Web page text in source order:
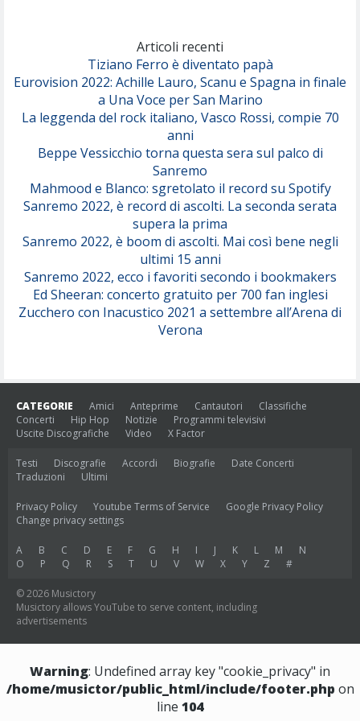
Serenamente
Articoli recenti
Tiziano Ferro è diventato papà
Eurovision 2022: Achille Lauro, Scanu e Spagna in finale
a Una Voce per San Marino
La leggenda del rock italiano, Vasco Rossi, compie 70
anni
Beppe Vessicchio torna questa sera sul palco di
Sanremo
Mahmood e Blanco: sgretolato il record su Spotify
Sanremo 2022, è record di ascolti. La seconda serata
supera la prima
Sanremo 2022, è boom di ascolti. Mai così bene negli
ultimi 15 anni
Sanremo 2022, ecco i favoriti secondo i bookmakers
Ed Sheeran: concerto gratuito per 700 fan inglesi
Zucchero con Inacustico 2021 a settembre all’Arena di
Verona
CATEGORIE Amici Anteprime Cantautori
Classifiche
Concerti
Hip Hop Notizie
Programmi televisivi
Uscite Discografiche
Video X Factor
Testi Discografie Accordi Biografie
Date Concerti
Traduzioni
Ultimi
Privacy Policy Youtube Terms of Service
Google Privacy Policy
Change privacy settings
A B C D E F G H I J K L M
N
O
P Q R S T U V W X Y Z #
© 2026 Musictory
Musictory allows YouTube to serve content, including
advertisements
Warning: Undefined array key "cookie_privacy" in
/home/musictor/public_html/include/footer.php on
line 104